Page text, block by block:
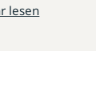
lesen